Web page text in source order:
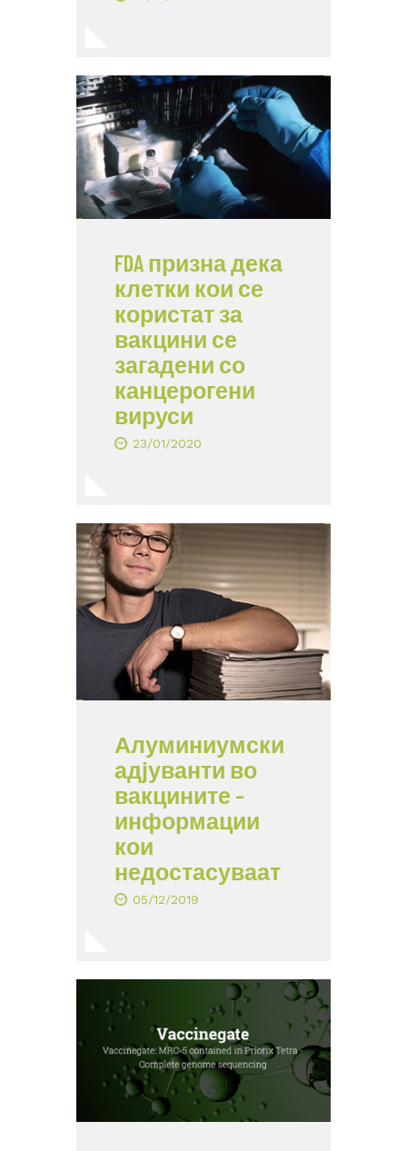
FDA призна дека
клетки кои се
користат за
вакцини се
загадени со
канцерогени
вируси
23/01/2020
Алуминиумски
адјуванти во
вакцините –
информации
кои
недостасуваат
05/12/2019